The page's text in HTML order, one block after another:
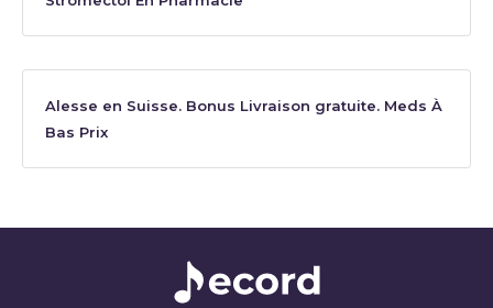
Alesse en Suisse. Bonus Livraison gratuite. Meds À
Bas Prix